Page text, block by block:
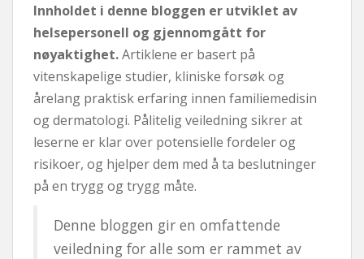
Innholdet i denne bloggen er utviklet av
helsepersonell og gjennomgått for
nøyaktighet.Artiklene er basert på
vitenskapelige studier, kliniske forsøk og
årelang praktisk erfaring innen familiemedisin
og dermatologi. Pålitelig veiledning sikrer at
leserne er klar over potensielle fordeler og
risikoer, og hjelper dem med å ta beslutninger
på en trygg og trygg måte.
Denne bloggen gir en omfattende
veiledning for alle som er rammet av